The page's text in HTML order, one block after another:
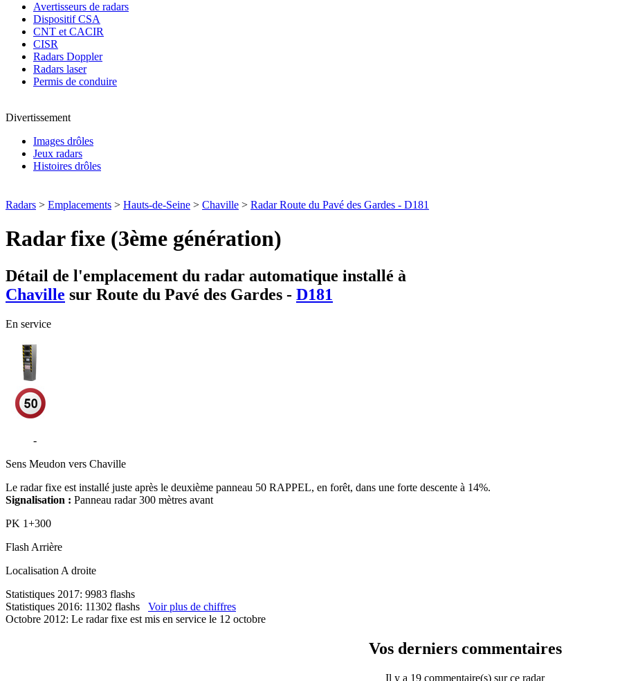
Avertisseurs de radars
Dispositif CSA
CNT et CACIR
CISR
Radars Doppler
Radars laser
Permis de conduire
Divertissement
Images drôles
Jeux radars
Histoires drôles
Radars > Emplacements > Hauts-de-Seine > Chaville > Radar Route du Pavé des Gardes - D181
Radar fixe (3ème génération)
Détail de l'emplacement du radar automatique installé à
Chaville sur Route du Pavé des Gardes - D181
En service
-
Sens Meudon vers Chaville
Le radar fixe est installé juste après le deuxième panneau 50 RAPPEL, en forêt, dans une forte descente à 14%.
Signalisation : Panneau radar 300 mètres avant
PK 1+300
Flash Arrière
Localisation A droite
Statistiques 2017: 9983 flashs
Statistiques 2016: 11302 flashs Voir plus de chiffres
Octobre 2012: Le radar fixe est mis en service le 12 octobre
Vos derniers commentaires
Il y a 19 commentaire(s) sur ce radar